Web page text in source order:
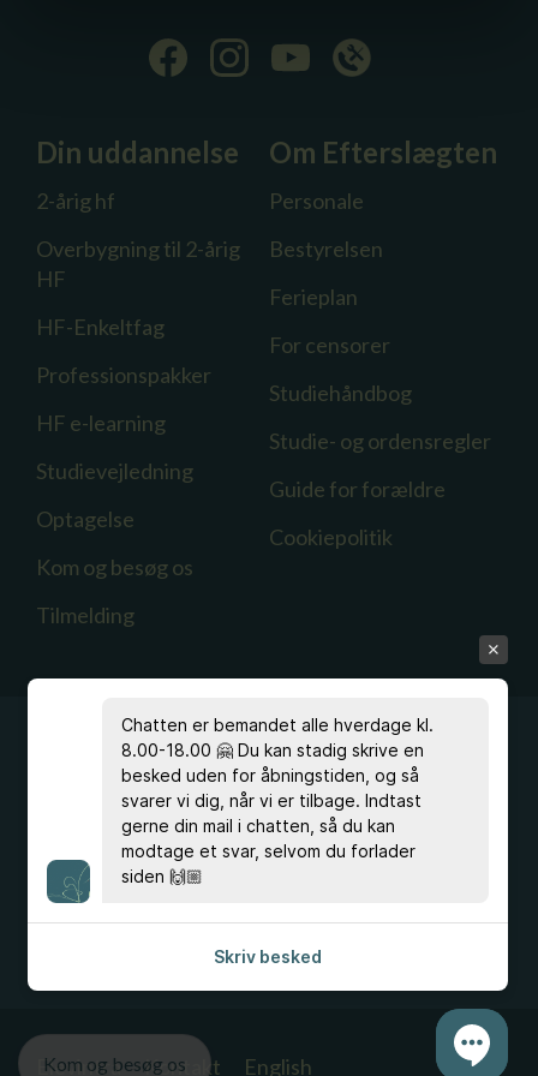
Kom og besøg os
Din uddannelse
2-årig hf
Overbygning til 2-årig
HF
HF-Enkeltfag
Professionspakker
HF e-learning
Studievejledning
Optagelse
Kom og besøg os
Tilmelding
Om Efterslægten
Personale
Bestyrelsen
Ferieplan
For censorer
Studiehåndbog
Studie- og ordensregler
Guide for forældre
Cookiepolitik
Har du spørgsmål?
33 96 40 00, eller skriv til kontoret på
hfc@hfc.dk
eller studievejldningen på
Elevintra Kontakt English
Chatten er bemandet alle hverdage kl.
8.00-18.00 🤗 Du kan stadig skrive en
besked uden for åbningstiden, og så
svarer vi dig, når vi er tilbage. Indtast
gerne din mail i chatten, så du kan
modtage et svar, selvom du forlader
siden 🙌🏼
Skriv besked